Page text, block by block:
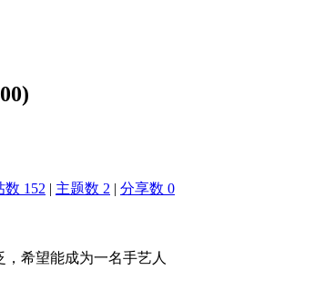
数 152 | 主题数 2 | 分享数 0
，希望能成为一名手艺人